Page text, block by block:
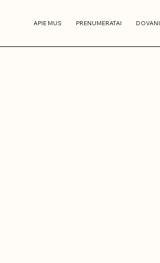
APIE MUS PRENUMERATAI